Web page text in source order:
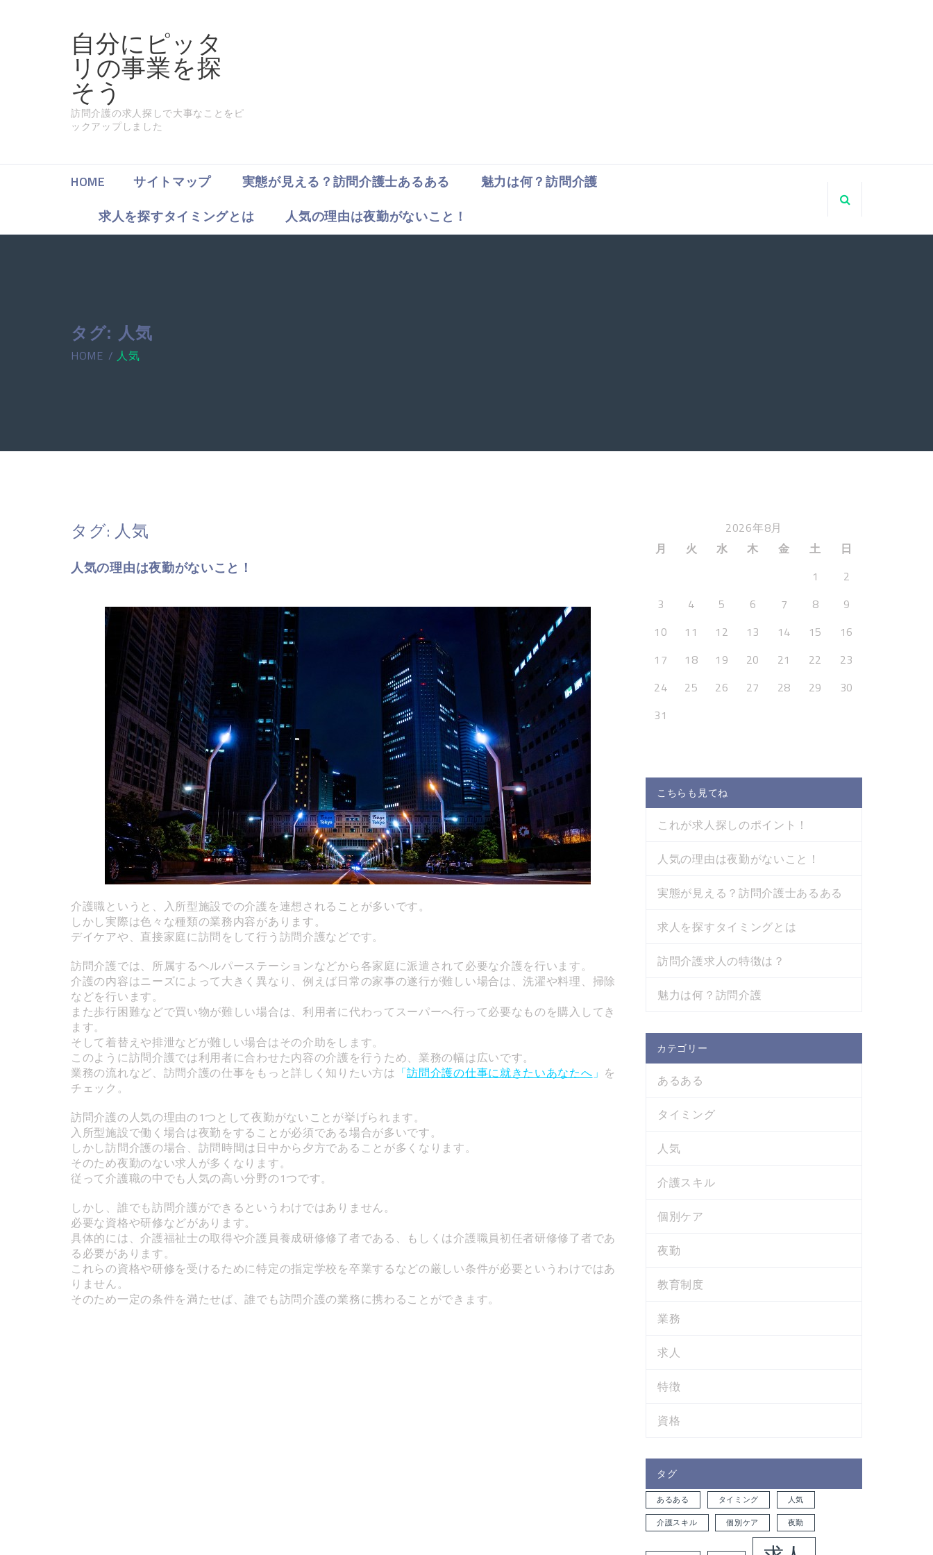
自分にピッタ
リの事業を探
そう
訪問介護の求人探しで大事なことをピ
ックアップしました
HOME サイトマップ 実態が見える？訪問介護士あるある
魅力は何？訪問介護
求人を探すタイミングとは
人気の理由は夜勤がないこと！
タグ: 人気
HOME 人気
タグ: 人気
人気の理由は夜勤がないこと！
介護職というと、入所型施設での介護を連想されることが多いです。
しかし実際は色々な種類の業務内容があります。
デイケアや、直接家庭に訪問をして行う訪問介護などです。
訪問介護では、所属するヘルパーステーションなどから各家庭に派遣されて必要な介護を行います。
介護の内容はニーズによって大きく異なり、例えば日常の家事の遂行が難しい場合は、洗濯や料理、掃除
などを行います。
また歩行困難などで買い物が難しい場合は、利用者に代わってスーパーへ行って必要なものを購入してき
ます。
そして着替えや排泄などが難しい場合はその介助をします。
このように訪問介護では利用者に合わせた内容の介護を行うため、業務の幅は広いです。
業務の流れなど、訪問介護の仕事をもっと詳しく知りたい方は 「訪問介護の仕事に就きたいあなたへ」 を
チェック。
訪問介護の人気の理由の1つとして夜勤がないことが挙げられます。
入所型施設で働く場合は夜勤をすることが必須である場合が多いです。
しかし訪問介護の場合、訪問時間は日中から夕方であることが多くなります。
そのため夜勤のない求人が多くなります。
従って介護職の中でも人気の高い分野の1つです。
しかし、誰でも訪問介護ができるというわけではありません。
必要な資格や研修などがあります。
具体的には、介護福祉士の取得や介護員養成研修修了者である、もしくは介護職員初任者研修修了者であ
る必要があります。
これらの資格や研修を受けるために特定の指定学校を卒業するなどの厳しい条件が必要というわけではあ
りません。
そのため一定の条件を満たせば、誰でも訪問介護の業務に携わることができます。
2026年8月
月
火 水 木 金 土
日
1
2
3
4 5 6 7 8
9
10
11 12 13 14 15
16
17
18 19 20 21 22
23
24
25 26 27 28 29
30
31
こちらも見てね
これが求人探しのポイント！
人気の理由は夜勤がないこと！
実態が見える？訪問介護士あるある
求人を探すタイミングとは
訪問介護求人の特徴は？
魅力は何？訪問介護
カテゴリー
あるある
タイミング
人気
介護スキル
個別ケア
夜勤
教育制度
業務
求人
特徴
資格
タグ
あるある タイミング 人気
介護スキル 個別ケア 夜勤